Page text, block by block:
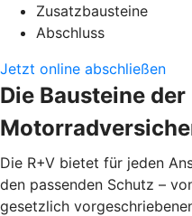
Zusatzbausteine
Abschluss
Jetzt online abschließen
Die Bausteine der
Die R+V bietet für jeden
den passenden Schutz –
gesetzlich